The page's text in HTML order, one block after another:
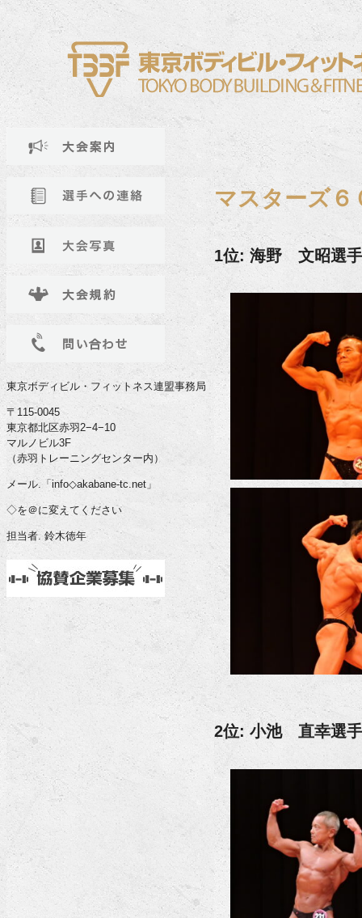
東京ボディビル・フィットネス連盟事務局
〒115-0045
東京都北区赤羽2−4−10
マルノビル3F
（赤羽トレーニングセンター内）
メール.「info◇akabane-tc.net」
◇を＠に変えてください
担当者. 鈴木徳年
マスターズ６
1位: 海野 文昭選手
2位: 小池 直幸選手